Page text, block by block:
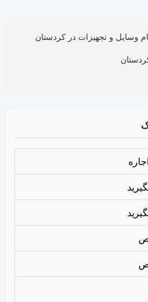
وسایل و تجهیزات در کردستان